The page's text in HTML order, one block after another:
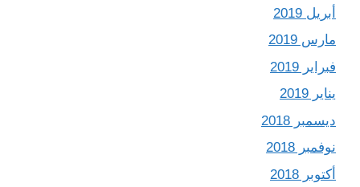
أبريل 2019
مارس 2019
فبراير 2019
يناير 2019
ديسمبر 2018
نوفمبر 2018
أكتوبر 2018